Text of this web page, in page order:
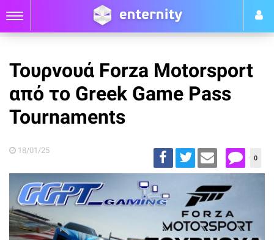
Τουρνουά Forza Motorsport
από το Greek Game Pass
Tournaments
18/01/25
0